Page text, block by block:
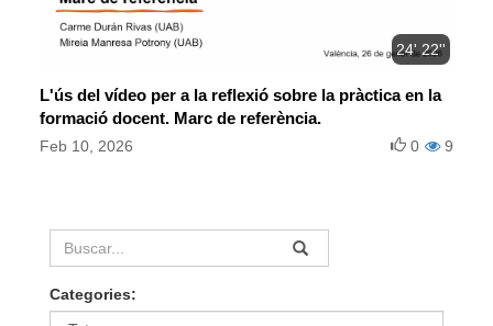
24' 22''
L'ús del vídeo per a la reflexió sobre la pràctica en la
formació docent. Marc de referència.
Feb 10, 2026 9
0
Categories: